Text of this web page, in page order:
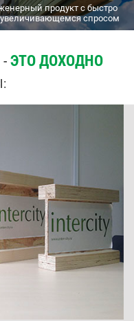
продукт с быстро
спросом
ЭТО ДОХОДНО